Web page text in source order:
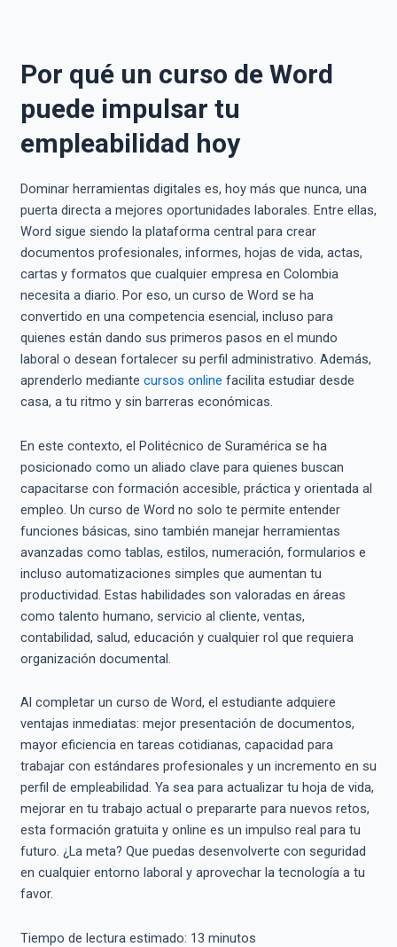
Por qué un curso de Word
puede impulsar tu
empleabilidad hoy
Dominar herramientas digitales es, hoy más que nunca, una
puerta directa a mejores oportunidades laborales. Entre ellas,
Word sigue siendo la plataforma central para crear
documentos profesionales, informes, hojas de vida, actas,
cartas y formatos que cualquier empresa en Colombia
necesita a diario. Por eso, un curso de Word se ha
convertido en una competencia esencial, incluso para
quienes están dando sus primeros pasos en el mundo
laboral o desean fortalecer su perfil administrativo. Además,
aprenderlo mediante cursos online facilita estudiar desde
casa, a tu ritmo y sin barreras económicas.
En este contexto, el Politécnico de Suramérica se ha
posicionado como un aliado clave para quienes buscan
capacitarse con formación accesible, práctica y orientada al
empleo. Un curso de Word no solo te permite entender
funciones básicas, sino también manejar herramientas
avanzadas como tablas, estilos, numeración, formularios e
incluso automatizaciones simples que aumentan tu
productividad. Estas habilidades son valoradas en áreas
como talento humano, servicio al cliente, ventas,
contabilidad, salud, educación y cualquier rol que requiera
organización documental.
Al completar un curso de Word, el estudiante adquiere
ventajas inmediatas: mejor presentación de documentos,
mayor eficiencia en tareas cotidianas, capacidad para
trabajar con estándares profesionales y un incremento en su
perfil de empleabilidad. Ya sea para actualizar tu hoja de vida,
mejorar en tu trabajo actual o prepararte para nuevos retos,
esta formación gratuita y online es un impulso real para tu
futuro. ¿La meta? Que puedas desenvolverte con seguridad
en cualquier entorno laboral y aprovechar la tecnología a tu
favor.
Tiempo de lectura estimado: 13 minutos